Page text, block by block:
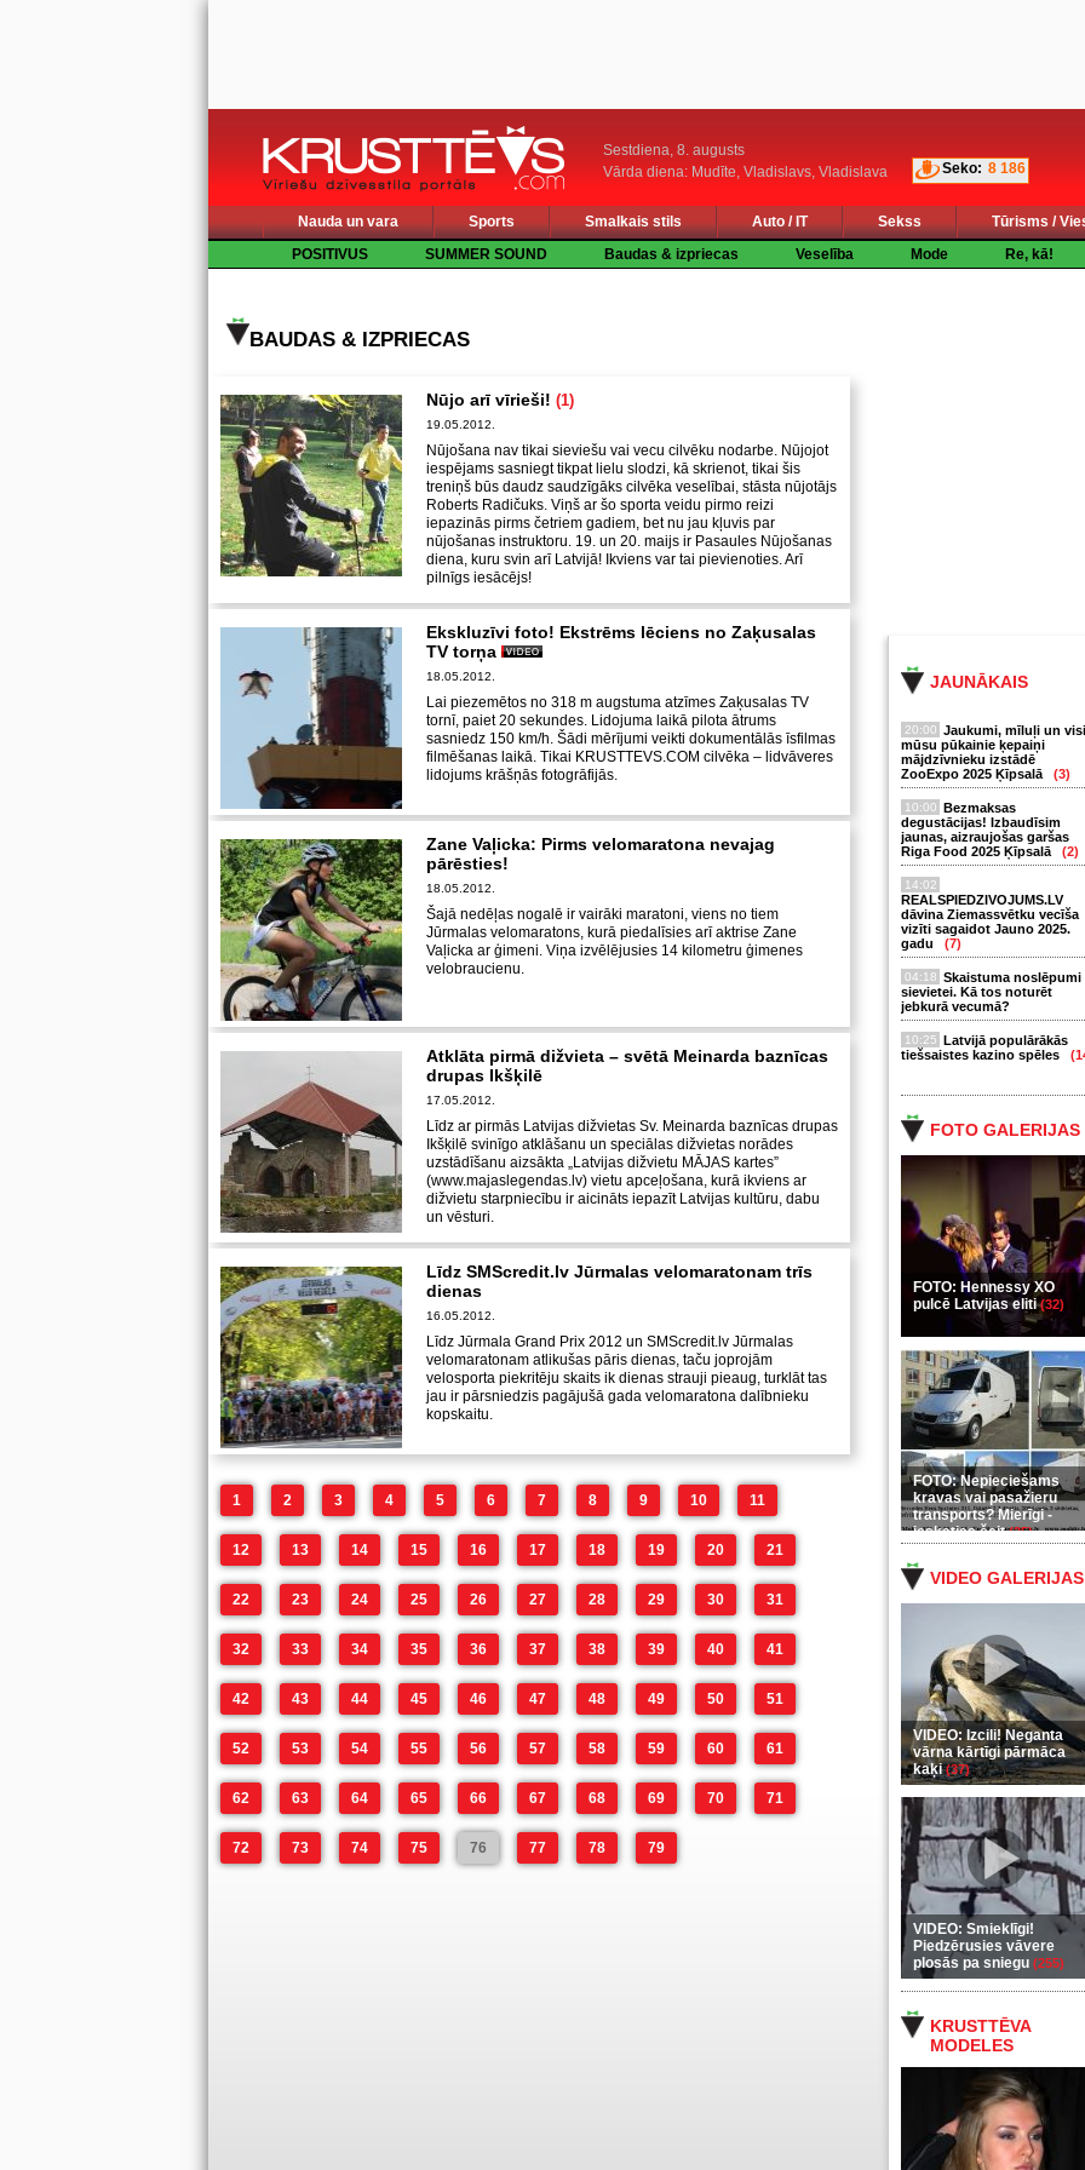
Sestdiena, 8. augusts
Vārda diena: Mudīte, Vladislavs, Vladislava
Seko: 8 186
Nauda un vara Sports Smalkais stils Auto / IT Sekss
Tūrisms /
POSITIVUS
SUMMER SOUND Baudas & izpriecas Veselība Mode Re, kā!
JAUNĀKAIS
20:00 Jaukumi, mīluļi un visi
mūsu pūkainie ķepaiņi
mājdzīvnieku izstādē
ZooExpo 2025 Ķīpsalā
(3)
10:00 Bezmaksas
degustācijas! Izbaudīsim
jaunas, aizraujošas garšas
Riga Food 2025 Ķīpsalā
(2)
14:02
REALSPIEDZIVOJUMS.LV
dāvina Ziemassvētku vecīša
vizīti sagaidot Jauno 2025.
gadu
(7)
04:18 Skaistuma noslēpumi
sievietei. Kā tos noturēt
jebkurā vecumā?
10:25 Latvijā populārākās
tiešsaistes kazino spēles
FOTO GALERIJAS
FOTO: Hennessy XO
pulcē Latvijas eliti(32)
FOTO: Nepieciešams
kravas vai pasažieru
transports? Mierīgi -
ieskaties šeit(35)
VIDEO GALERIJAS
VIDEO: Izcili! Neganta
vārna kārtīgi pārmāca
kaķi(37)
VIDEO: Smieklīgi!
Piedzērusies vāvere
plosās pa sniegu (255)
KRUSTTĒVA
MODELES
BAUDAS & IZPRIECAS
Nūjo arī vīrieši! (1)
19.05.2012.
Nūjošana nav tikai sieviešu vai vecu cilvēku nodarbe. Nūjojot
iespējams sasniegt tikpat lielu slodzi, kā skrienot, tikai šis
treniņš būs daudz saudzīgāks cilvēka veselībai, stāsta nūjotājs
Roberts Radičuks. Viņš ar šo sporta veidu pirmo reizi
iepazinās pirms četriem gadiem, bet nu jau kļuvis par
nūjošanas instruktoru. 19. un 20. maijs ir Pasaules Nūjošanas
diena, kuru svin arī Latvijā! Ikviens var tai pievienoties. Arī
pilnīgs iesācējs!
Ekskluzīvi foto! Ekstrēms lēciens no Zaķusalas
TV torņa
18.05.2012.
Lai piezemētos no 318 m augstuma atzīmes Zaķusalas TV
tornī, paiet 20 sekundes. Lidojuma laikā pilota ātrums
sasniedz 150 km/h. Šādi mērījumi veikti dokumentālās īsfilmas
filmēšanas laikā. Tikai KRUSTTEVS.COM cilvēka – lidvāveres
lidojums krāšņās fotogrāfijās.
Zane Vaļicka: Pirms velomaratona nevajag
pārēsties!
18.05.2012.
Šajā nedēļas nogalē ir vairāki maratoni, viens no tiem
Jūrmalas velomaratons, kurā piedalīsies arī aktrise Zane
Vaļicka ar ģimeni. Viņa izvēlējusies 14 kilometru ģimenes
velobraucienu.
Atklāta pirmā dižvieta – svētā Meinarda baznīcas
drupas Ikšķilē
17.05.2012.
Līdz ar pirmās Latvijas dižvietas Sv. Meinarda baznīcas drupas
Ikšķilē svinīgo atklāšanu un speciālas dižvietas norādes
uzstādīšanu aizsākta „Latvijas dižvietu MĀJAS kartes”
(www.majaslegendas.lv) vietu apceļošana, kurā ikviens ar
dižvietu starpniecību ir aicināts iepazīt Latvijas kultūru, dabu
un vēsturi.
Līdz SMScredit.lv Jūrmalas velomaratonam trīs
dienas
16.05.2012.
Līdz Jūrmala Grand Prix 2012 un SMScredit.lv Jūrmalas
velomaratonam atlikušas pāris dienas, taču joprojām
velosporta piekritēju skaits ik dienas strauji pieaug, turklāt tas
jau ir pārsniedzis pagājušā gada velomaratona dalībnieku
kopskaitu.
1 2 3 4 5 6 7 8 9 10 11
12 13 14 15 16 17 18 19 20 21
22 23 24 25 26 27 28 29 30 31
32 33 34 35 36 37 38 39 40 41
42 43 44 45 46 47 48 49 50 51
52 53 54 55 56 57 58 59 60 61
62 63 64 65 66 67 68 69 70 71
72 73 74 75 76 77 78 79